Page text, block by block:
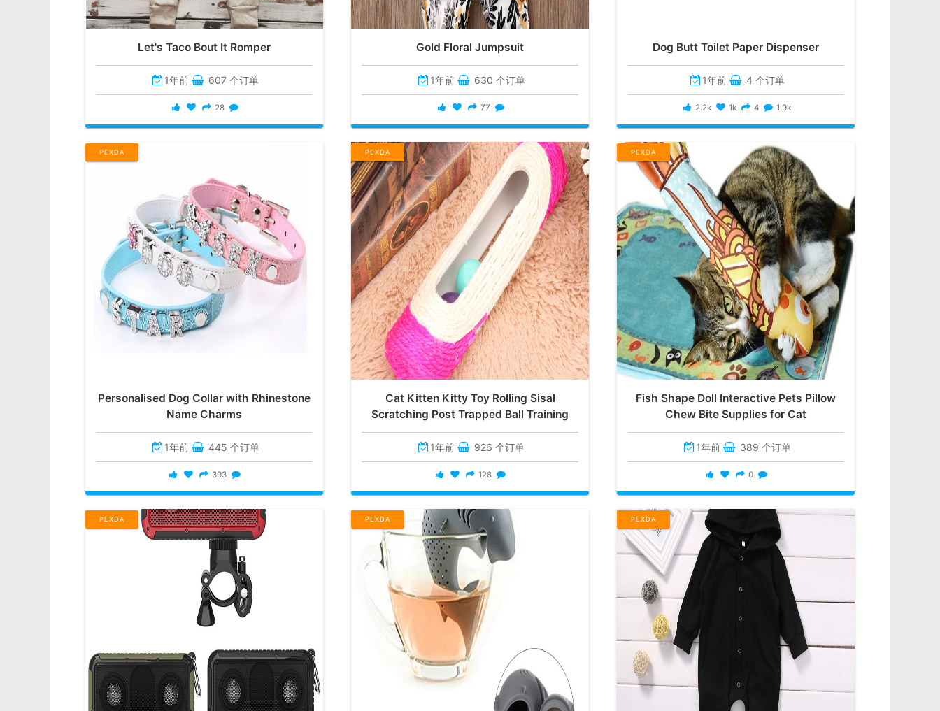
Let's Taco Bout It Romper
1年前 607 个订单
28
Gold Floral Jumpsuit
1年前 630 个订单
77
Dog Butt Toilet Paper Dispenser
1年前 4 个订单
2.2k 1k 4 1.9k
PEXDA
Personalised Dog Collar with Rhinestone
Name Charms
1年前 445 个订单
393
PEXDA
Cat Kitten Kitty Toy Rolling Sisal
Scratching Post Trapped Ball Training
1年前 926 个订单
128
PEXDA
Fish Shape Doll Interactive Pets Pillow
Chew Bite Supplies for Cat
1年前 389 个订单
0
PEXDA PEXDA PEXDA